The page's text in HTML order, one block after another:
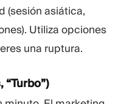
(sesión asiática,
Utiliza opciones
una ruptura.